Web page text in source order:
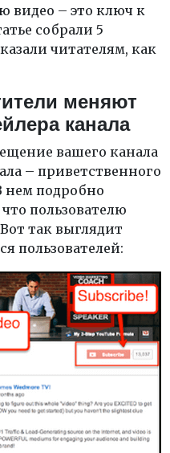
видео – это ключ к
собрали 5
читателям, как
меняют
канала
вашего канала
– приветственного
нем подробно
пользователю
так выглядит
пользователей: